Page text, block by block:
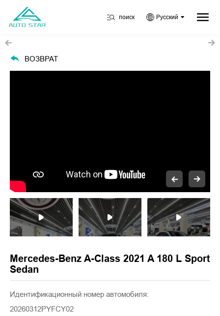
поиск Русский
ВОЗВРАТ
Mercedes-Benz A-Class 2021 A 180 L Sport
Sedan
Идентификационный номер автомобиля:
20260312PYFCY02